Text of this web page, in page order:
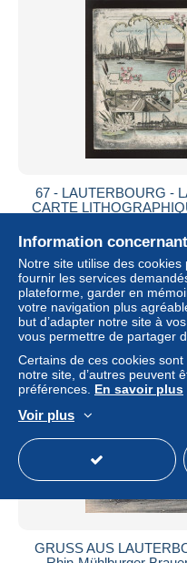
67 - LAUTERBOURG -
CARTE
±
Statut
GRUSS AUS
Information
Notre site utilise des
fournir les services
plateforme, garder en
votre navigation plus
but d’adapter notre site à
vous permettre de partager
Certains de ces cookies
notre site, d’autres peuvent
préférences. En savoir plus
Voir plus